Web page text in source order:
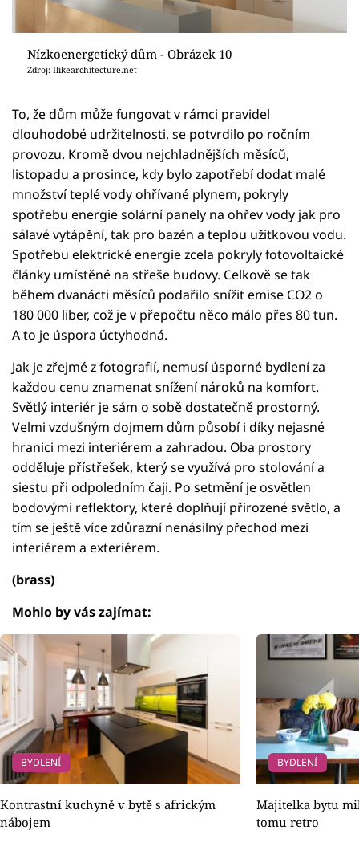
Nízkoenergetický dům - Obrázek 10
Zdroj: Ilikearchitecture.net
To, že dům může fungovat v rámci pravidel
dlouhodobé udržitelnosti, se potvrdilo po ročním
provozu. Kromě dvou nejchladnějších měsíců,
listopadu a prosince, kdy bylo zapotřebí dodat malé
množství teplé vody ohřívané plynem, pokryly
spotřebu energie solární panely na ohřev vody jak pro
sálavé vytápění, tak pro bazén a teplou užitkovou vodu.
Spotřebu elektrické energie zcela pokryly fotovoltaické
články umístěné na střeše budovy. Celkově se tak
během dvanácti měsíců podařilo snížit emise CO2 o
180 000 liber, což je v přepočtu něco málo přes 80 tun.
A to je úspora úctyhodná.
Jak je zřejmé z fotografií, nemusí úsporné bydlení za
každou cenu znamenat snížení nároků na komfort.
Světlý interiér je sám o sobě dostatečně prostorný.
Velmi vzdušným dojmem dům působí i díky nejasné
hranici mezi interiérem a zahradou. Oba prostory
odděluje přístřešek, který se využívá pro stolování a
siestu při odpoledním čaji. Po setmění je osvětlen
bodovými reflektory, které doplňují přirozené světlo, a
tím se ještě více zdůrazní nenásilný přechod mezi
interiérem a exteriérem.
(brass)
Mohlo by vás zajímat:
BYDLENÍ
Kontrastní kuchyně v bytě s africkým
nábojem
BYDLENÍ
Majitelka bytu
tomu retro